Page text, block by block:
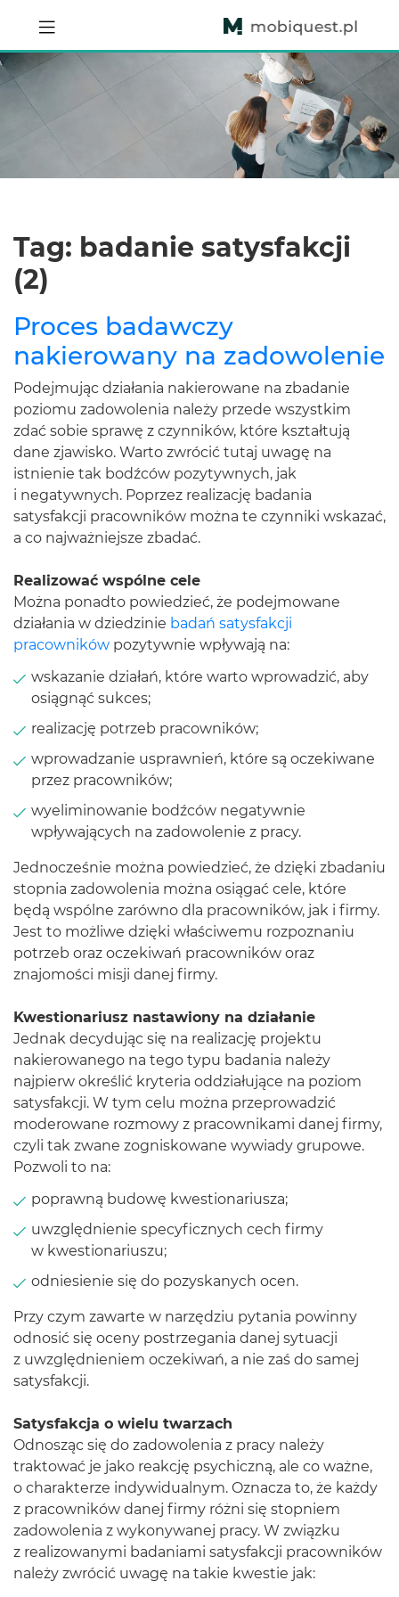
Tag: badanie satysfakcji
(2)
Proces badawczy
nakierowany na zadowolenie
Podejmując działania nakierowane na zbadanie
poziomu zadowolenia należy przede wszystkim
zdać sobie sprawę z czynników, które kształtują
dane zjawisko. Warto zwrócić tutaj uwagę na
istnienie tak bodźców pozytywnych, jak
i negatywnych. Poprzez realizację badania
satysfakcji pracowników można te czynniki wskazać,
a co najważniejsze zbadać.
Realizować wspólne cele
Można ponadto powiedzieć, że podejmowane
działania w dziedzinie badań satysfakcji
pracowników pozytywnie wpływają na:
wskazanie działań, które warto wprowadzić, aby
osiągnąć sukces;
realizację potrzeb pracowników;
wprowadzanie usprawnień, które są oczekiwane
przez pracowników;
wyeliminowanie bodźców negatywnie
wpływających na zadowolenie z pracy.
Jednocześnie można powiedzieć, że dzięki zbadaniu
stopnia zadowolenia można osiągać cele, które
będą wspólne zarówno dla pracowników, jak i firmy.
Jest to możliwe dzięki właściwemu rozpoznaniu
potrzeb oraz oczekiwań pracowników oraz
znajomości misji danej firmy.
Kwestionariusz nastawiony na działanie
Jednak decydując się na realizację projektu
nakierowanego na tego typu badania należy
najpierw określić kryteria oddziałujące na poziom
satysfakcji. W tym celu można przeprowadzić
moderowane rozmowy z pracownikami danej firmy,
czyli tak zwane zogniskowane wywiady grupowe.
Pozwoli to na:
poprawną budowę kwestionariusza;
uwzględnienie specyficznych cech firmy
w kwestionariuszu;
odniesienie się do pozyskanych ocen.
Przy czym zawarte w narzędziu pytania powinny
odnosić się oceny postrzegania danej sytuacji
z uwzględnieniem oczekiwań, a nie zaś do samej
satysfakcji.
Satysfakcja o wielu twarzach
Odnosząc się do zadowolenia z pracy należy
traktować je jako reakcję psychiczną, ale co ważne,
o charakterze indywidualnym. Oznacza to, że każdy
z pracowników danej firmy różni się stopniem
zadowolenia z wykonywanej pracy. W związku
z realizowanymi badaniami satysfakcji pracowników
należy zwrócić uwagę na takie kwestie jak: